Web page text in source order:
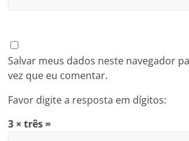
Salvar meus dados neste navegador
vez que eu comentar.
Favor digite a resposta em dígitos:
3 × três =